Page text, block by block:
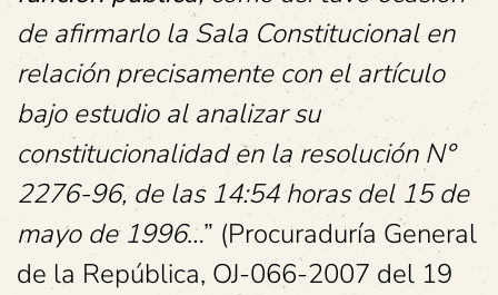
de afirmarlo la Sala Constitucional en
relación precisamente con el artículo
bajo estudio al analizar su
constitucionalidad en la resolución N°
2276-96, de las 14:54 horas del 15 de
mayo de 1996…” (Procuraduría General
de la República, OJ-066-2007 del 19